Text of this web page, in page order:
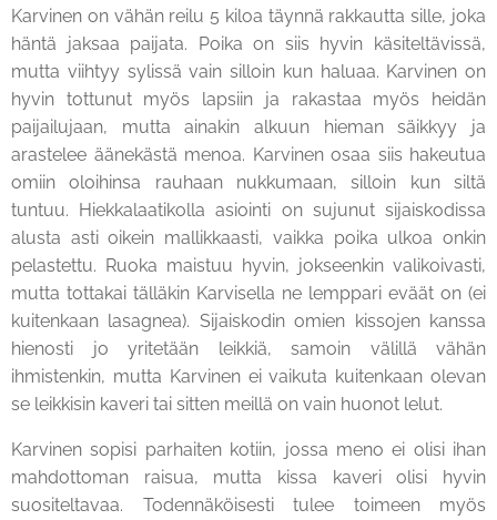
Karvinen on vähän reilu 5 kiloa täynnä rakkautta sille, joka
häntä jaksaa paijata. Poika on siis hyvin käsiteltävissä,
mutta viihtyy sylissä vain silloin kun haluaa. Karvinen on
hyvin tottunut myös lapsiin ja rakastaa myös heidän
paijailujaan, mutta ainakin alkuun hieman säikkyy ja
arastelee äänekästä menoa. Karvinen osaa siis hakeutua
omiin oloihinsa rauhaan nukkumaan, silloin kun siltä
tuntuu. Hiekkalaatikolla asiointi on sujunut sijaiskodissa
alusta asti oikein mallikkaasti, vaikka poika ulkoa onkin
pelastettu. Ruoka maistuu hyvin, jokseenkin valikoivasti,
mutta tottakai tälläkin Karvisella ne lemppari eväät on (ei
kuitenkaan lasagnea). Sijaiskodin omien kissojen kanssa
hienosti jo yritetään leikkiä, samoin välillä vähän
ihmistenkin, mutta Karvinen ei vaikuta kuitenkaan olevan
se leikkisin kaveri tai sitten meillä on vain huonot lelut.
Karvinen sopisi parhaiten kotiin, jossa meno ei olisi ihan
mahdottoman raisua, mutta kissa kaveri olisi hyvin
suositeltavaa. Todennäköisesti tulee toimeen myös